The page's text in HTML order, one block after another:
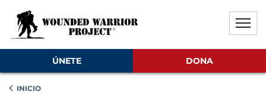
ÚNETE DONA
INICIO